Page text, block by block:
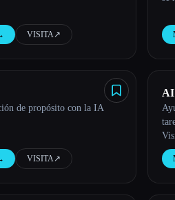
VISITA↗︎
de propósito con la IA
VISITA↗︎
AI